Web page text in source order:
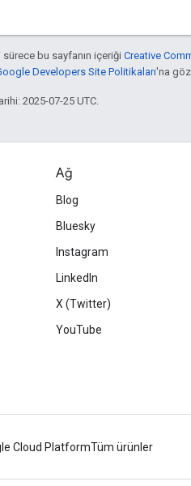
bu sayfanın içeriği Creative
Developers Site Politikaları'na göz
2025-07-25 UTC.
Ağ
Blog
Bluesky
Instagram
LinkedIn
X (Twitter)
YouTube
Cloud PlatformTüm ürünler